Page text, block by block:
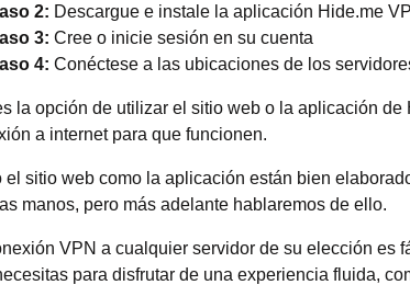
2: Descargue e instale la aplicación Hide.me
3: Cree o inicie sesión en su cuenta
4: Conéctese a las ubicaciones de los
la opción de utilizar el sitio web o la aplicación
a internet para que funcionen.
el sitio web como la aplicación están bien
manos, pero más adelante hablaremos de ello.
VPN a cualquier servidor de su elección es
para disfrutar de una experiencia fluida,